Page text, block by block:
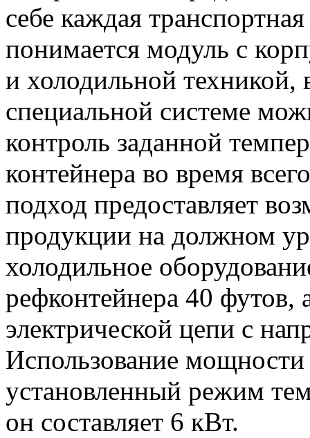
себе каждая
понимается модуль с
и холодильной техникой,
специальной системе
контроль заданной
контейнера во время
подход предоставляет
продукции на должном
холодильное
рефконтейнера 40 футов,
электрической цепи с
Использование мощности
установленный режим
он составляет 6 кВт.